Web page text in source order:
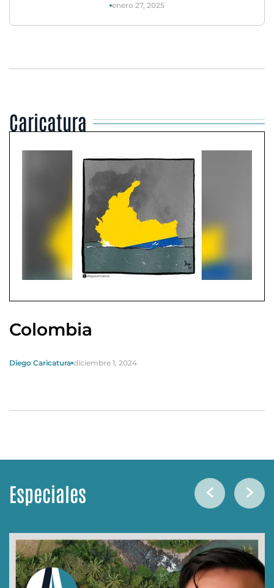
enero 27, 2025
Caricatura
Colombia
Diego Caricatura diciembre 1, 2024
Especiales